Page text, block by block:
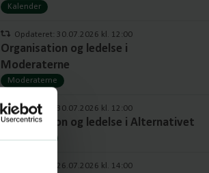
Kalender
Opdateret: 30.07.2026 kl. 12:00
Organisation og ledelse i
Moderaterne
Moderaterne
Opdateret: 30.07.2026 kl. 12:00
Organisation og ledelse i Alternativet
Alternativet
Opdateret: 26.07.2026 kl. 14:00